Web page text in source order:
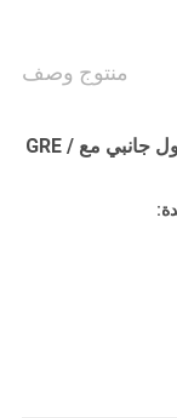
منتوج وصف
8P8C وصلات مودولية محمية DIP R / A دخول جانبي مع GRE /